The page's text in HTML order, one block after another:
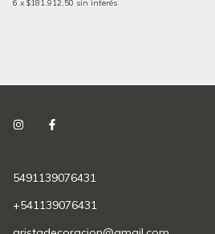
6 x $181.912,50 sin interés
5491139076431
+541139076431